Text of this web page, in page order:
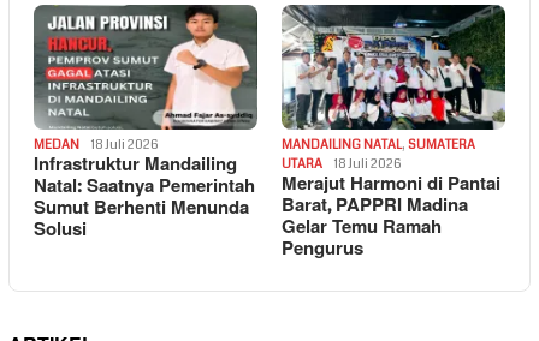
MEDAN 18 Juli 2026
Infrastruktur Mandailing
Natal: Saatnya Pemerintah
Sumut Berhenti Menunda
Solusi
MANDAILING NATAL, SUMATERA
UTARA
18 Juli 2026
Merajut Harmoni di Pantai
Barat, PAPPRI Madina
Gelar Temu Ramah
Pengurus